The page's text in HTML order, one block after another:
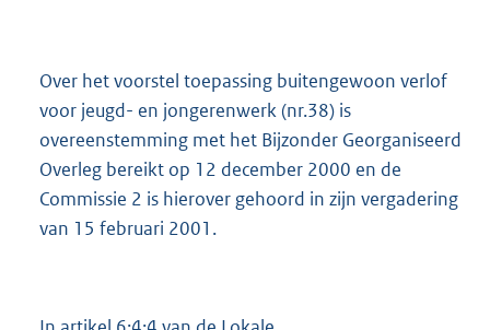
Over het voorstel toepassing buitengewoon verlof
voor jeugd- en jongerenwerk (nr.38) is
overeenstemming met het Bijzonder Georganiseerd
Overleg bereikt op 12 december 2000 en de
Commissie 2 is hierover gehoord in zijn vergadering
van 15 februari 2001.